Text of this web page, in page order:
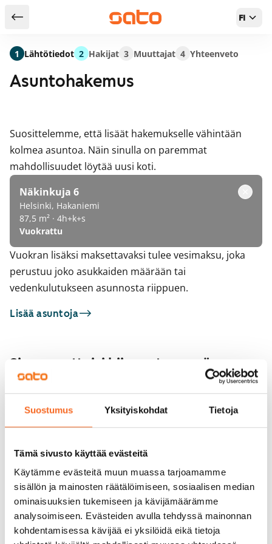
Suostumus Yksityiskohdat Tietoja
Tämä sivusto käyttää evästeitä
Käytämme evästeitä muun muassa tarjoamamme
sisällön ja mainosten räätälöimiseen, sosiaalisen median
ominaisuuksien tukemiseen ja kävijämäärämme
analysoimiseen. Evästeiden avulla tehdyssä mainonnan
kohdentamisessa kävijää ei yksilöidä eikä tietoja
Takaisin hakutuloksiin FI
Asuntohakemus
Suosittelemme, että lisäät hakemukselle vähintään
kolmea asuntoa. Näin sinulla on paremmat
mahdollisuudet löytää uusi koti.
Näkinkuja 6
Helsinki, Hakaniemi
87,5 m² · 4h+k+s
Vuokrattu
Vuokran lisäksi maksettavaksi tulee vesimaksu, joka
perustuu joko asukkaiden määrään tai
vedenkulutukseen asunnosta riippuen.
Lisää asuntoja
Sinua saattaisi kiinnostaa myös
Helsinki, Kallio
86 m² · 4h+kt
Ida Aalbergin tie 3a
Vapautumassa 1.9.
1 Lähtötiedot 2 Hakijat 3 Muuttajat 4 Yhteenveto